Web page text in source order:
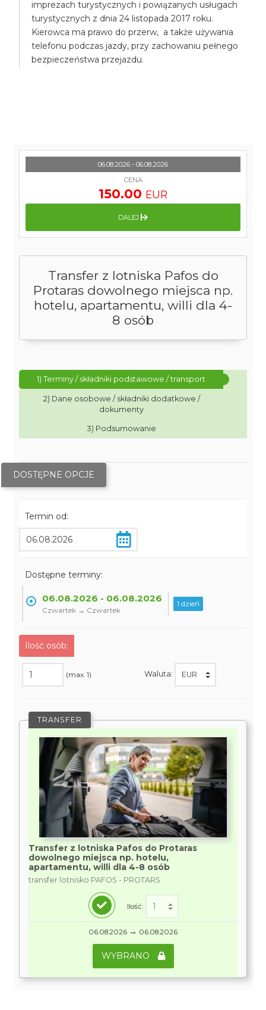
imprezach turystycznych i powiązanych usługach
turystycznych z dnia 24 listopada 2017 roku.
Kierowca ma prawo do przerw, a także używania
telefonu podczas jazdy, przy zachowaniu pełnego
bezpieczeństwa przejazdu.
Transfer z lotniska Pafos do
Protaras dowolnego miejsca np.
hotelu, apartamentu, willi dla 4-
8 osób
1) Terminy / składniki podstawowe / transport
2) Dane osobowe / składniki dodatkowe /
dokumenty
3) Podsumowanie
DOSTĘPNE OPCJE
Termin od:
Dostępne terminy:
06.08.2026 - 06.08.2026
Czwartek → Czwartek
1 dzień
Ilość osób:
(max. 1) Waluta:
TRANSFER
Transfer z lotniska Pafos do Protaras
dowolnego miejsca np. hotelu,
apartamentu, willi dla 4-8 osób
transfer lotnisko PAFOS - PROTARS
Ilość:
06.08.2026 → 06.08.2026
WYBRANO
06.08.2026 - 06.08.2026
CENA
150.00 EUR
DALEJ